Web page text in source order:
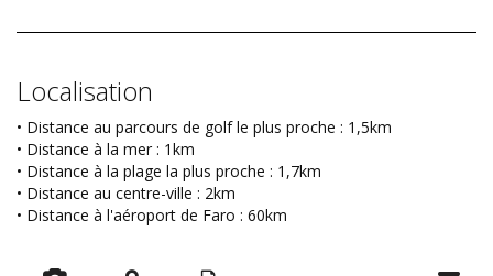
Localisation
• Distance au parcours de golf le plus proche : 1,5km
• Distance à la mer : 1km
• Distance à la plage la plus proche : 1,7km
• Distance au centre-ville : 2km
• Distance à l'aéroport de Faro : 60km